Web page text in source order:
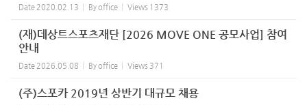
Date 2020.02.13 Byoffice Views 1373
(재)데상트스포츠재단 [2026 MOVE ONE 공모사업] 참여
안내
Date 2026.05.08 Byoffice Views 371
(주)스포카 2019년 상반기 대규모 채용